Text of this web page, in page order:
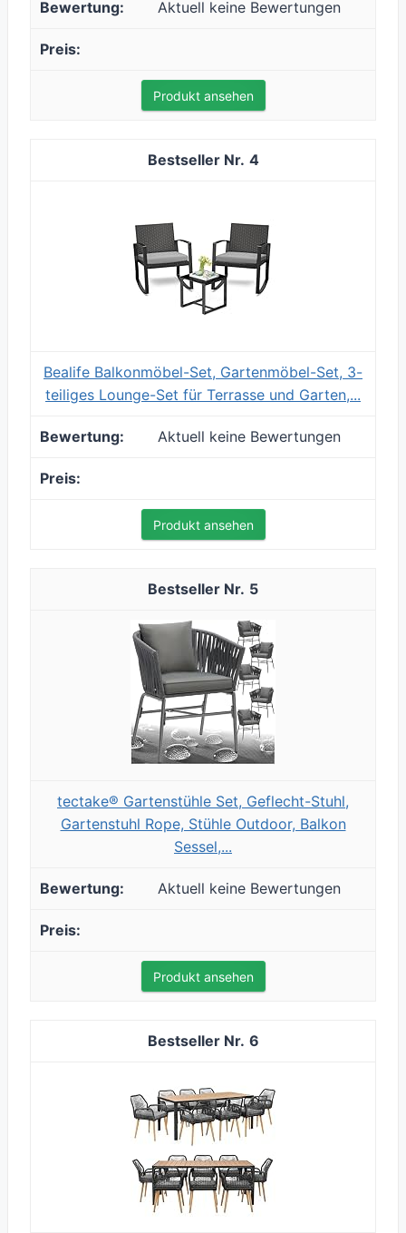
Aktuell keine Bewertungen
Produkt ansehen
4
Bealife Balkonmöbel-Set, Gartenmöbel-Set, 3-
teiliges Lounge-Set für Terrasse und Garten,...
Aktuell keine Bewertungen
Produkt ansehen
5
tectake® Gartenstühle Set, Geflecht-Stuhl,
Gartenstuhl Rope, Stühle Outdoor, Balkon
Sessel,...
Aktuell keine Bewertungen
Produkt ansehen
6